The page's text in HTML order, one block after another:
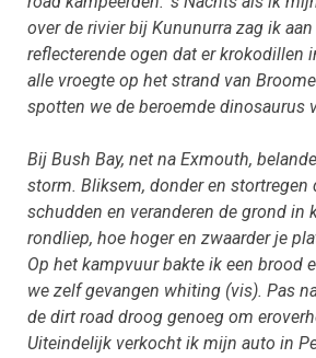
over de rivier bij Kununurra zag ik
reflecterende ogen dat er krokodillen
alle vroegte op het strand van
spotten we de beroemde dinosaurus
Bij Bush Bay, net na Exmouth,
storm. Bliksem, donder en stortregen
schudden en veranderen de grond in
rondliep, hoe hoger en zwaarder je
Op het kampvuur bakte ik een brood
we zelf gevangen whiting (vis). Pas
de dirt road droog genoeg om
Uiteindelijk verkocht ik mijn auto in